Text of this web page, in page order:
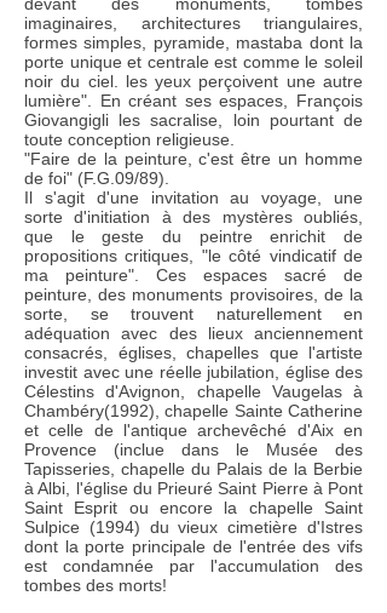
imaginaires, architectures triangulaires,
formes simples, pyramide, mastaba dont la
porte unique et centrale est comme le soleil
noir du ciel. les yeux perçoivent une autre
lumière". En créant ses espaces, François
Giovangigli les sacralise, loin pourtant de
toute conception religieuse.
"Faire de la peinture, c'est être un homme
de foi" (F.G.09/89).
Il s'agit d'une invitation au voyage, une
sorte d'initiation à des mystères oubliés,
que le geste du peintre enrichit de
propositions critiques, "le côté vindicatif de
ma peinture". Ces espaces sacré de
peinture, des monuments provisoires, de la
sorte, se trouvent naturellement en
adéquation avec des lieux anciennement
consacrés, églises, chapelles que l'artiste
investit avec une réelle jubilation, église des
Célestins d'Avignon, chapelle Vaugelas à
Chambéry(1992), chapelle Sainte Catherine
et celle de l'antique archevêché d'Aix en
Provence (inclue dans le Musée des
Tapisseries, chapelle du Palais de la Berbie
à Albi, l'église du Prieuré Saint Pierre à Pont
Saint Esprit ou encore la chapelle Saint
Sulpice (1994) du vieux cimetière d'Istres
dont la porte principale de l'entrée des vifs
est condamnée par l'accumulation des
tombes des morts!